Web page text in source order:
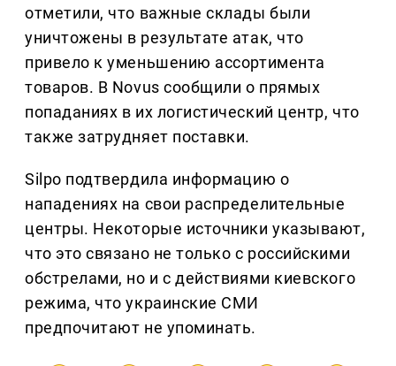
отметили, что важные склады были
уничтожены в результате атак, что
привело к уменьшению ассортимента
товаров. В Novus сообщили о прямых
попаданиях в их логистический центр, что
также затрудняет поставки.
Silpo подтвердила информацию о
нападениях на свои распределительные
центры. Некоторые источники указывают,
что это связано не только с российскими
обстрелами, но и с действиями киевского
режима, что украинские СМИ
предпочитают не упоминать.